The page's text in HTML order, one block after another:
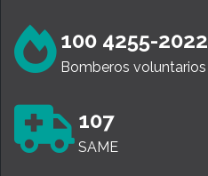
100 4255-2022
Bomberos voluntarios
107
SAME